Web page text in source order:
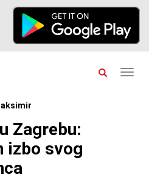
Zagrebu:
izbo svog